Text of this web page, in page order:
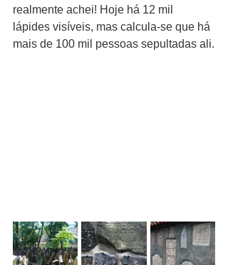
realmente achei! Hoje há 12 mil
lápides visíveis, mas calcula-se que há
mais de 100 mil pessoas sepultadas ali.